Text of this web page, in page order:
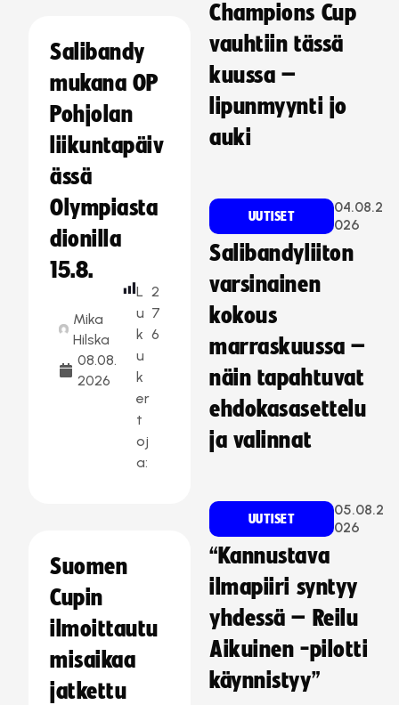
Salibandy
mukana OP
Pohjolan
liikuntapäiv
ässä
Olympiasta
dionilla
15.8.
Mika
Hilska
08.08.
2026
L
u
k
u
k
er
t
oj
a:
2
7
6
Suomen
Cupin
ilmoittautu
misaikaa
jatkettu
Champions Cup
vauhtiin tässä
kuussa –
lipunmyynti jo
auki
UUTISET
04.08.2
026
Salibandyliiton
varsinainen
kokous
marraskuussa –
näin tapahtuvat
ehdokasasettelu
ja valinnat
UUTISET
05.08.2
026
“Kannustava
ilmapiiri syntyy
yhdessä – Reilu
Aikuinen -pilotti
käynnistyy”